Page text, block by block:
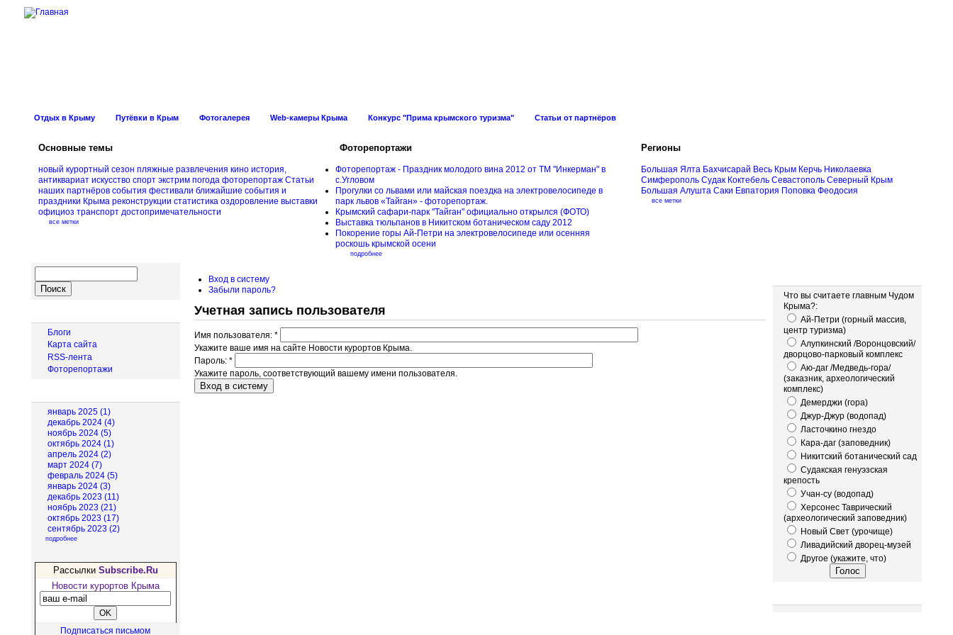
Отдых в Крыму Путёвки в Крым Фотогалерея Web-камеры Крыма Конкурс "Прима крымского туризма" Статьи от партнёров
Основные темы
новый курортный сезон пляжные развлечения кино история,
антиквариат искусство спорт экстрим погода фоторепортаж Статьи
наших партнёров события фестивали ближайшие события и
праздники Крыма реконструкции статистика оздоровление выставки
официоз транспорт достопримечательности
все метки
Фоторепортажи
Фоторепортаж - Праздник молодого вина 2012 от ТМ "Инкерман" в
с.Угловом
Прогулки cо львами или майская поездка на электровелосипеде в
парк львов «Тайган» - фоторепортаж.
Крымский сафари-парк "Тайган" официально открылся (ФОТО)
Выставка тюльпанов в Никитском ботаническом саду 2012
Покорение горы Ай-Петри на электровелосипеде или осенняя
роскошь крымской осени
подробнее
Регионы
Большая Ялта Бахчисарай Весь Крым Керчь Николаевка
Симферополь Судак Коктебель Севастополь Северный Крым
Большая Алушта Саки Евпатория Поповка Феодосия
все метки
Блоги
Карта сайта
RSS-лента
Фоторепортажи
январь 2025 (1)
декабрь 2024 (4)
ноябрь 2024 (5)
октябрь 2024 (1)
апрель 2024 (2)
март 2024 (7)
февраль 2024 (5)
январь 2024 (3)
декабрь 2023 (11)
ноябрь 2023 (21)
октябрь 2023 (17)
сентябрь 2023 (2)
подробнее
Рассылки Subscribe.Ru
Новости курортов Крыма
Подписаться письмом
Вход в систему
Забыли пароль?
Учетная запись пользователя
Имя пользователя: *
Укажите ваше имя на сайте Новости курортов Крыма.
Пароль: *
Укажите пароль, соответствующий вашему имени пользователя.
Что вы считаете главным Чудом
Крыма?:
Ай-Петри (горный массив,
центр туризма)
Алупкинский /Воронцовский/
дворцово-парковый комплекс
Аю-даг /Медведь-гора/
(заказник, археологический
комплекс)
Демерджи (гора)
Джур-Джур (водопад)
Ласточкино гнездо
Кара-даг (заповедник)
Никитский ботанический сад
Судакская генуэзская
крепость
Учан-су (водопад)
Херсонес Таврический
(археологический заповедник)
Новый Свет (урочище)
Ливадийский дворец-музей
Другое (укажите, что)